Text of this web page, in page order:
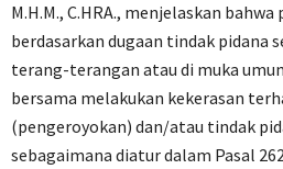
M.H.M., C.HRA., menjelaskan
berdasarkan dugaan tindak pidana
terang-terangan atau di muka
bersama melakukan kekerasan
(pengeroyokan) dan/atau tindak
sebagaimana diatur dalam Pasal